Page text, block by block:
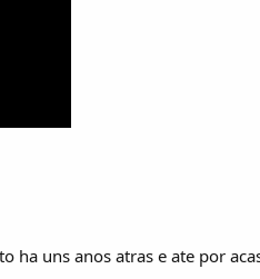
uns anos atras e ate por